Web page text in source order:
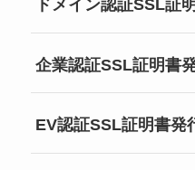
ドメイン認証SSL証
企業認証SSL証明書
EV認証SSL証明書発